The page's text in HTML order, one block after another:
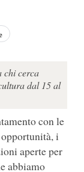
chi cerca
dal 15 al
con le
i
aperte per
abbiamo